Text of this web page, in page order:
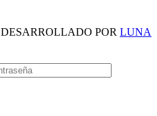
DESARROLLADO POR LUNA